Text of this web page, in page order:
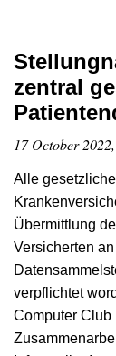
zentral
17 October
Alle
Übermittlung
Versicherten
verpflichtet
Computer Club